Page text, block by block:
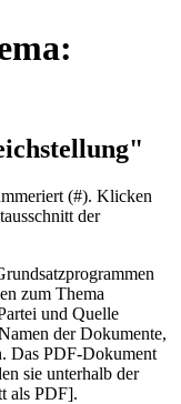
(#). Klicken
der
zum Thema
und Quelle
der Dokumente,
Das PDF-Dokument
sie unterhalb der
als PDF].